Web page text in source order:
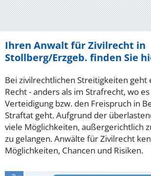
Ihren Anwalt für Zivilrecht in
Stollberg/Erzgeb. finden Sie
Bei zivilrechtlichen Streitigkeiten geht
Recht - anders als im Strafrecht, wo
Verteidigung bzw. den Freispruch in
Straftat geht. Aufgrund der
viele Möglichkeiten, außergerichtlich
zu gelangen. Anwälte für Zivilrecht
Möglichkeiten, Chancen und Risiken.